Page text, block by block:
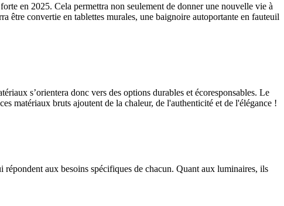
en 2025. Cela permettra non seulement de donner une nouvelle vie à
être convertie en tablettes murales, une baignoire autoportante en fauteuil
s’orientera donc vers des options durables et écoresponsables. Le
matériaux bruts ajoutent de la chaleur, de l'authenticité et de l'élégance !
aux besoins spécifiques de chacun. Quant aux luminaires, ils